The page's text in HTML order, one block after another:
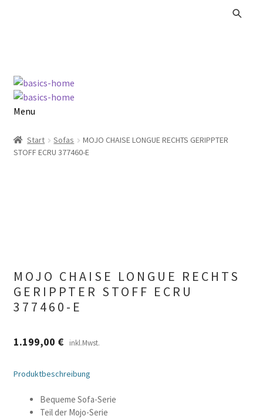
Zur
Navigation
springen
Zum
Inhalt
springen
Menu
Alle Produkte
Start Sofas
MOJO CHAISE LONGUE RECHTS GERIPPTER
STOFF ECRU 377460-E
MOJO CHAISE LONGUE RECHTS
GERIPPTER STOFF ECRU
377460-E
1.199,00 € inkl.Mwst.
Produktbeschreibung
Bequeme Sofa-Serie
Teil der Mojo-Serie